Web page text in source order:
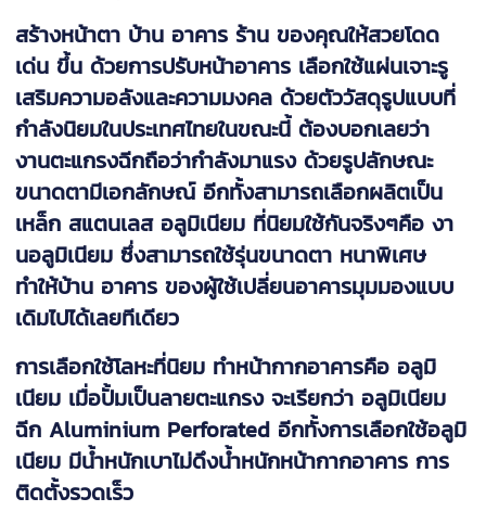
สร้างหน้าตา บ้าน อาคาร ร้าน ของคุณให้สวยโดด
เด่น ขึ้น ด้วยการปรับหน้าอาคาร เลือกใช้แผ่นเจาะรู
เสริมความอลังและความมงคล ด้วยตัววัสดุรูปแบบที่
กำลังนิยมในประเทศไทยในขณะนี้ ต้องบอกเลยว่า
งานตะแกรงฉีกถือว่ากำลังมาแรง ด้วยรูปลักษณะ
ขนาดตามีเอกลักษณ์ อีกทั้งสามารถเลือกผลิตเป็น
เหล็ก สแตนเลส อลูมิเนียม ที่นิยมใช้กันจริงๆคือ งา
นอลูมิเนียม ซึ่งสามารถใช้รุ่นขนาดตา หนาพิเศษ
ทำให้บ้าน อาคาร ของผู้ใช้เปลี่ยนอาคารมุมมองแบบ
เดิมไปได้เลยทีเดียว
การเลือกใช้โลหะที่นิยม ทำหน้ากากอาคารคือ อลูมิ
เนียม เมื่อปั้มเป็นลายตะแกรง จะเรียกว่า อลูมิเนียม
ฉีก Aluminium Perforated อีกทั้งการเลือกใช้อลูมิ
เนียม มีน้ำหนักเบาไม่ดึงน้ำหนักหน้ากากอาคาร การ
ติดตั้งรวดเร็ว